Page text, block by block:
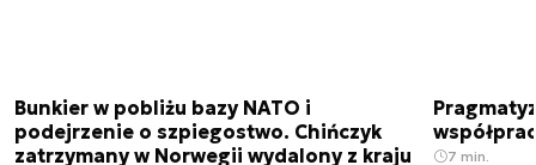
Bunkier w pobliżu bazy NATO i
podejrzenie o szpiegostwo. Chińczyk
zatrzymany w Norwegii wydalony z kraju
7 min.